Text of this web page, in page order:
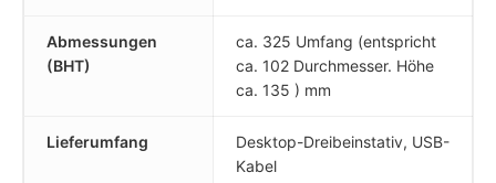
Abmessungen
(BHT)
ca. 325 Umfang (entspricht
ca. 102 Durchmesser. Höhe
ca. 135 ) mm
Lieferumfang
Desktop-Dreibeinstativ, USB-
Kabel